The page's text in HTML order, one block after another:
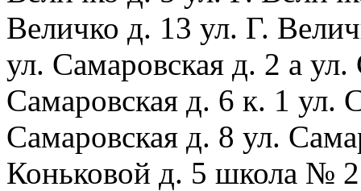
Величко д. 13 ул. Г.
ул. Самаровская д. 2 а
Самаровская д. 6 к. 1 ул.
Самаровская д. 8 ул.
Коньковой д. 5 школа №